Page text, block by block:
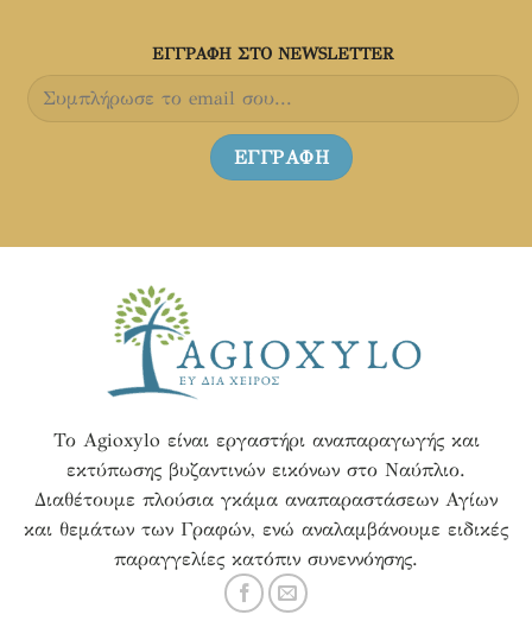
προϊόντος
ΕΓΓΡΑΦH ΣΤΟ NEWSLETTER
Το Agioxylo είναι εργαστήρι αναπαραγωγής και
εκτύπωσης βυζαντινών εικόνων στο Ναύπλιο.
Διαθέτουμε πλούσια γκάμα αναπαραστάσεων Αγίων
και θεμάτων των Γραφών, ενώ αναλαμβάνουμε ειδικές
παραγγελίες κατόπιν συνεννόησης.